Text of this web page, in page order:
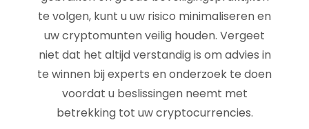
te volgen, kunt u uw risico minimaliseren en
uw cryptomunten veilig houden. Vergeet
niet dat het altijd verstandig is om advies in
te winnen bij experts en onderzoek te doen
voordat u beslissingen neemt met
betrekking tot uw cryptocurrencies.